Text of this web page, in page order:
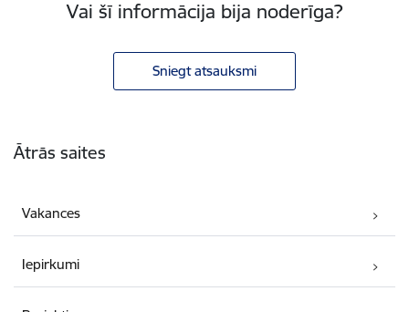
Vai šī informācija bija noderīga?
Sniegt atsauksmi
Ātrās saites
Vakances
Iepirkumi